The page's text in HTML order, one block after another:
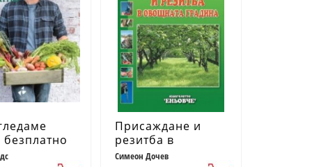
безплатно
Присаждане и
резитба в
овощната
Симеон Дочев